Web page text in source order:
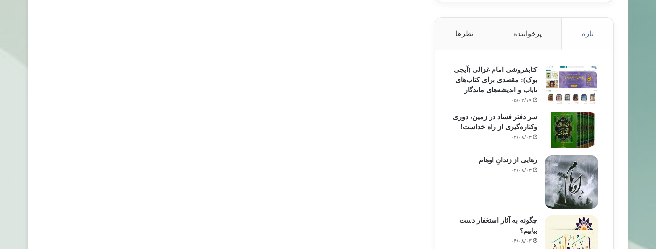
تازه پرخواننده نظرها
کتابفروشی امام غزالی (آیجی
بوک): مقصدی برای کتاب‌های
نایاب و اندیشه‌های ماندگار
۰۵/۰۳/۱۹
سر دفتر فساد در زمین‌، دوری
وکناره‌گیری از راه خداست‌!
۰۴/۰۸/۰۳
رهایی از زندانِ اوهام
۰۴/۰۸/۰۳
چگونه به آثار استغفار دست
بیابیم؟
۰۴/۰۸/۰۳